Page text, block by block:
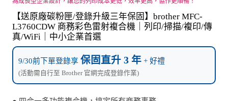
【送原廠碳粉匣/登錄升級三年保固】brother MFC-
L3760CDW 商務彩色雷射複合機｜列印/掃描/複印/傳
真/WiFi｜中小企業首選
9/30前下單登錄享 保固直升 3 年+ 好禮
(活動需自行至 Brother 官網完成登錄作業)